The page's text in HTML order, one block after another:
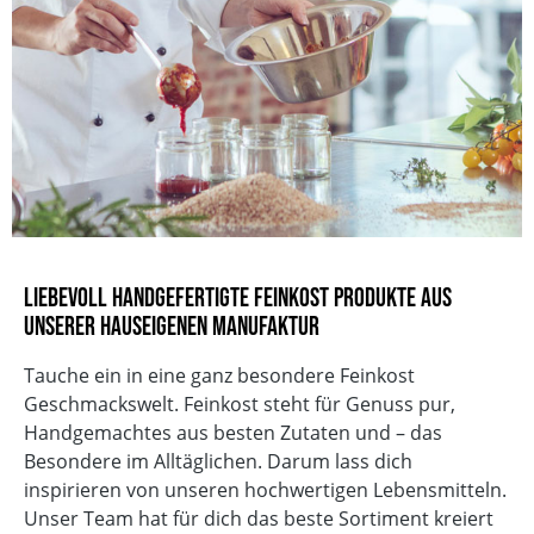
ITALIENISCHE NUDEL-SPEZIALITÄT
Kochzeit in Minuten12
EAN 4013149154769
Vegetarisch
Ohne Knoblauch
Sojafrei
Ohne Geschmacksverstärker
ohne zugesetzten Salz
Ohne Palmöl
Laktosefrei
Liebevoll handgefertigte Feinkost Produkte aus
unserer hauseigenen Manufaktur
Tauche ein in eine ganz besondere Feinkost
Geschmackswelt. Feinkost steht für Genuss pur,
Handgemachtes aus besten Zutaten und – das
Besondere im Alltäglichen. Darum lass dich
inspirieren von unseren hochwertigen Lebensmitteln.
Unser Team hat für dich das beste Sortiment kreiert